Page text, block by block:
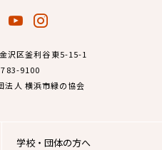
沢区釜利谷東5-15-1
9100
法人 横浜市緑の協会
学校・団体の方へ